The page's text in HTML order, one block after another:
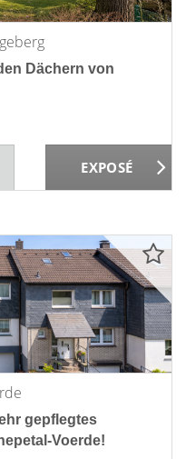
Dächern von
gepflegtes
Voerde!